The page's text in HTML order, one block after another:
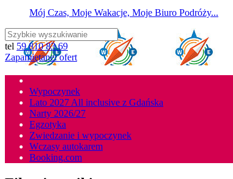
Mój Czas, Moje Wakacje, Moje Biuro Podróży...
tel 59 810 83 69
Zapamiętane:ofert
Wypoczynek
Lato 2027 All inclusive z Gdańska
Narty 2026/27
Egzotyka
Zwiedzanie i wypoczynek
Wczasy autokarem
Booking.com